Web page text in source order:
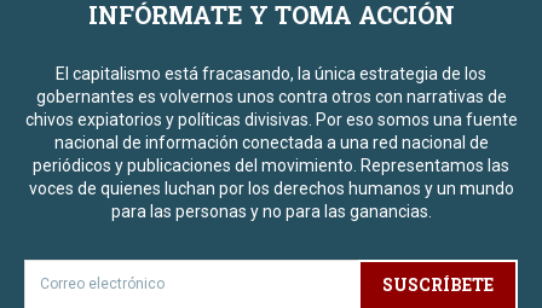
INFÓRMATE Y TOMA ACCIÓN
El capitalismo está fracasando, la única estrategia de los
gobernantes es volvernos unos contra otros con narrativas de
chivos expiatorios y políticas divisivas. Por eso somos una fuente
nacional de información conectada a una red nacional de
periódicos y publicaciones del movimiento. Representamos las
voces de quienes luchan por los derechos humanos y un mundo
para las personas y no para las ganancias.
SUSCRÍBETE